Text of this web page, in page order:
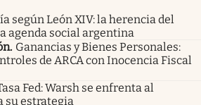
según León XIV: la herencia del
agenda social argentina
. Ganancias y Bienes Personales:
de ARCA con Inocencia Fiscal
Fed: Warsh se enfrenta al
su estrategia